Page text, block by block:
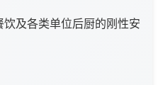
及各类单位后厨的刚性安